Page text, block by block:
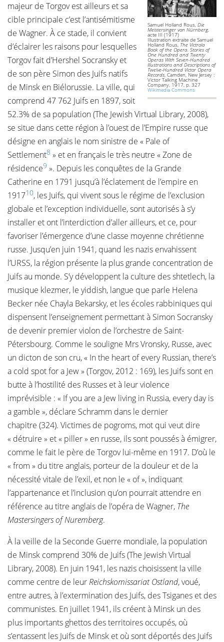
Samuel Holland Rous,Die
Meistersinger von Nürnberg,
acte III (1917)
Illustration extraite de Samuel
Holland Rous, The Victrola
Book of the Opera. Stories of
One Hundred and Twenty
Operas With Seven-Hundred
Illustrations and Descriptions of
Twelve-Hundred Victor Opera
Records, Camden, New Jersey :
Victor Talking Machine
Company, 1917, p. 327
Wikimedia Commons
majeur de Torgov est ailleurs et sa
cible principale c’est l’antisémitisme
de Wagner. À ce stade, il convient
d’éclairer les raisons pour lesquelles
Torgov fait d’Hershel Socransky et
de son père Simon des Juifs natifs
de Minsk en Biélorussie. La ville, qui
comprend 47 762 Juifs en 1897, soit
52.3% de sa population (The Jewish Virtual Library, 2008),
se situe dans cette région à l’ouest de l’Empire russe que
désigne en anglais le nom sinistre de « Pale of
Settlement8 » et en français le très neutre « Zone de
résidence9 ». Depuis les conquêtes de la Grande
Catherine en 1791 jusqu’à l’éclatement de l’empire en
191710, les Juifs, qui vivent sous le régime de l’exclusion
globale et l’exception individuelle, sont autorisés à s’y
installer et ont l’interdiction d’aller ailleurs, et ce, pour
favoriser l’émergence d’une classe moyenne chrétienne
russe. Jusqu’en juin 1941, quand les nazis envahissent
l’URSS, la région présente la plus grande concentration de
Juifs au monde. S’y développent la culture des shtetlech, la
musique klezmer, le yiddish, langue que parle Helena
Becker née Chayla Bekarsky, et les écoles rabbiniques qui
dispensent l’enseignement permettant à Simon Socransky
de devenir premier violon de l’orchestre de Saint-
Pétersbourg. Comme le souligne Mrs Vronsky, Russe, avec
un dicton de son cru, « In the heart of every Russian, there’s
a cold spot for a Jew » (Torgov, 2012 : 169), les Juifs sont en
butte à l’hostilité des Russes et à leur violence
imprévisible : « If you are a Jew living in Russia, every day is
a gamble », déclare Schramm dans le dernier
chapitre (324). Victimes de pogroms, mot qui veut dire
« détruire » et « piller » en russe, ils sont poussés à émigrer,
comme le fait le père de Torgov lui-même en 1917. D’où le
« from » du titre anglais, porteur de la douleur et de la
nécessité vitale de l’exil, et non le « of », indiquant
l’appartenance et l’inclusion qu’on pourrait attendre en
référence au titre anglais de l’opéra de Wagner, The
Mastersingers of Nuremberg.
À la veille de la Seconde Guerre mondiale, la population
de Minsk comprend 30% de Juifs (The Jewish Virtual
Library, 2008). En juin 1941, les nazis choisissent la ville
comme centre de leurReichskomissariat Ostland, voué,
entre autres, à l’extermination des Juifs, des Tsiganes et des
communistes. En juillet 1941, ils créent à Minsk un des
plus importants ghettos des territoires occupés, où
s’entassent les Juifs de Minsk et où sont déportés des Juifs